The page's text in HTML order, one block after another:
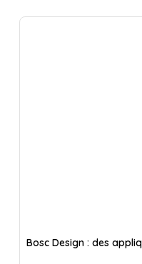
Bosc Design : des